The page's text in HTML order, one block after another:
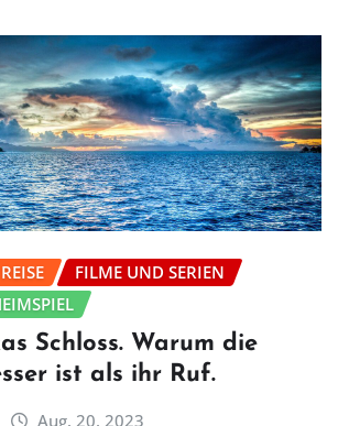
FILME UND SERIEN
Schloss. Warum die
ist als ihr Ruf.
Aug. 20, 2023